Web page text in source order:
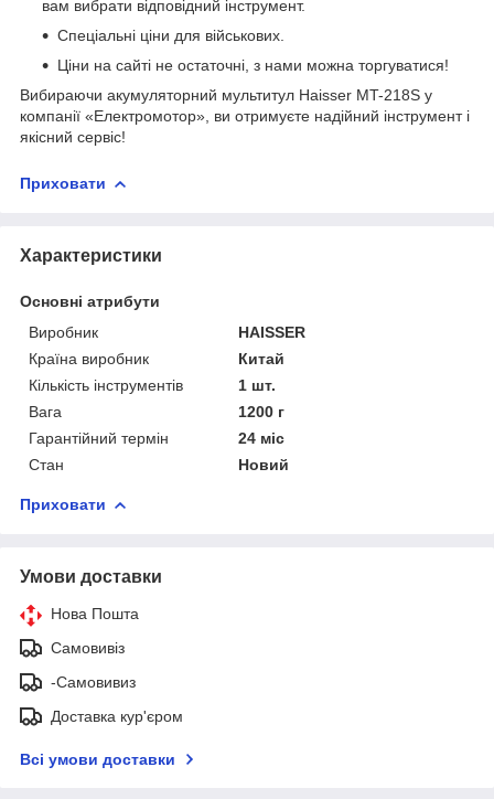
вам вибрати відповідний інструмент.
Спеціальні ціни для військових.
Ціни на сайті не остаточні, з нами можна торгуватися!
Вибираючи акумуляторний мультитул Haisser MT-218S у
компанії «Електромотор», ви отримуєте надійний інструмент і
якісний сервіс!
Приховати
Характеристики
Основні атрибути
Виробник
HAISSER
Країна виробник
Китай
Кількість інструментів
1 шт.
Вага
1200 г
Гарантійний термін
24 міс
Стан
Новий
Приховати
Умови доставки
Нова Пошта
Самовивіз
-Самовивиз
Доставка кур'єром
Всі умови доставки